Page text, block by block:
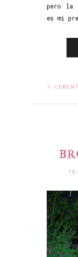
pero la
es mi
7